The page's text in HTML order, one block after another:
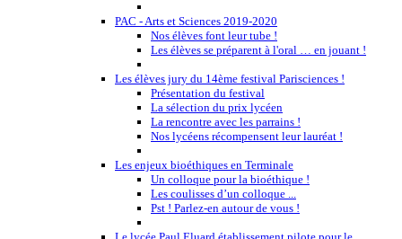
PAC - Arts et Sciences 2019-2020
Nos élèves font leur tube !
Les élèves se préparent à l'oral … en jouant !
Les élèves jury du 14ème festival Parisciences !
Présentation du festival
La sélection du prix lycéen
La rencontre avec les parrains !
Nos lycéens récompensent leur lauréat !
Les enjeux bioéthiques en Terminale
Un colloque pour la bioéthique !
Les coulisses d’un colloque ...
Pst ! Parlez-en autour de vous !